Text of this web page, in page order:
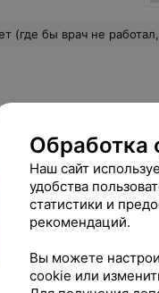
не сравнится, к сожалению. Всегда порекомендует к кому еще обратиться для решения проблемы.
Обработка
Наш сайт
удобства
статистики и
рекомендаций.
Вы можете
cookie или